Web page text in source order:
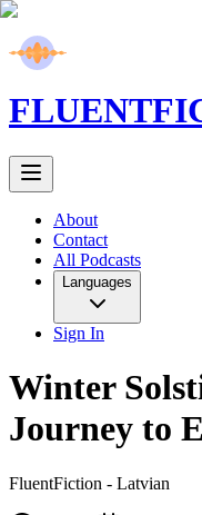
FLUENT
About
Contact
All Podcasts
Languages
Sign In
Winter
Journey to
FluentFiction - Latvian